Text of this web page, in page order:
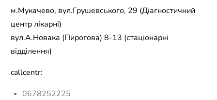
м.Мукачево, вул.Грушевського, 29 (Діагностичний
центр лікарні)
вул.А.Новака (Пирогова) 8-13 (стаціонарні
відділення)
callcentr:
0678252225